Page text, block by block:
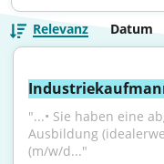
Relevanz Datum
"...• Sie haben eine
Ausbildung
(m/w/d..."